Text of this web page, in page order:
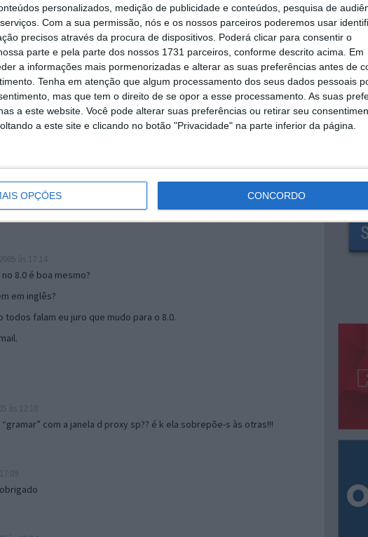
personalizados, medição de publicidade e conteúdos, pesquisa de
Com a sua permissão, nós e os nossos parceiros poderemos usar
precisos através da procura de dispositivos. Poderá clicar para consentir o
parte e pela parte dos nossos 1731 parceiros, conforme descrito acima. Em
a informações mais pormenorizadas e alterar as suas preferências antes de
Tenha em atenção que algum processamento dos seus dados pessoais
mas que tem o direito de se opor a esse processamento. As suas
a este website. Você pode alterar suas preferências ou retirar seu
a este site e clicando no botão "Privacidade" na parte inferior da página.
OPÇÕES CONCORDO
mail algum.
17:00
8.0 é boa mesmo?
em inglês?
falam eu juro que mudo para o 8.0.
com a janela d proxy sp?? é k ela sobrepõe-s às otras!!!